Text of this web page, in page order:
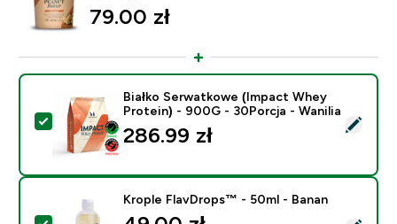
79.00 zł‎
Wybierz ten produkt - Białko Serwatkowe (Impact
Białko Serwatkowe (Impact Whey
Protein) - 900G - 30Porcja - Wanilia
286.99 zł‎
Krople FlavDrops™ - 50ml - Banan